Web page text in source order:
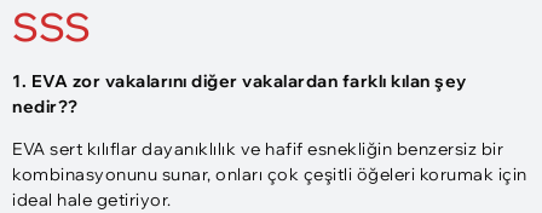
SSS
1. EVA zor vakalarını diğer vakalardan farklı kılan şey
nedir??
EVA sert kılıflar dayanıklılık ve hafif esnekliğin benzersiz bir
kombinasyonunu sunar, onları çok çeşitli öğeleri korumak için
ideal hale getiriyor.